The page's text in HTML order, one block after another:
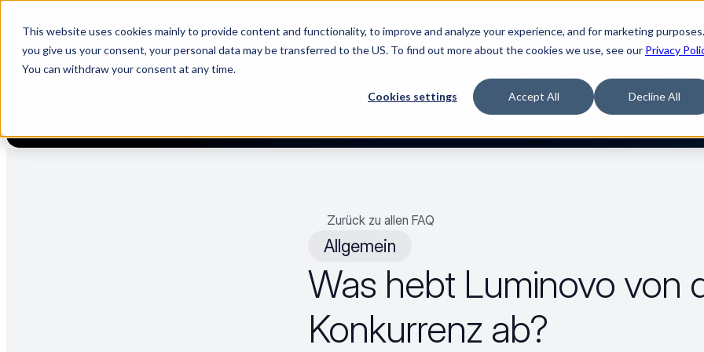
This website uses cookies mainly to provide content and functionality, to improve and analyze your experience, and for marketing
you give us your consent, your personal data may be transferred to the US. To find out more about the cookies we use, see our Privacy
You can withdraw your consent at any time.
Cookies settings Accept All Decline All
Choosing a supplier still feels like a dating show. We filmed it. Watch “The Buyerette”
LÖSUNGEN RESSOURCEN
Zurück zu allen FAQ
Allgemein
Was hebt Luminovo von
Konkurrenz ab?